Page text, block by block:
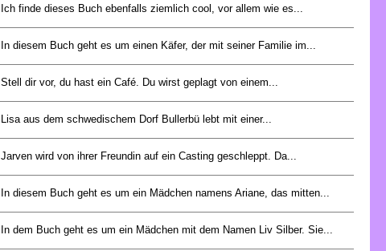
Ich finde dieses Buch ebenfalls ziemlich cool, vor allem wie es...
In diesem Buch geht es um einen Käfer, der mit seiner Familie im...
Stell dir vor, du hast ein Café. Du wirst geplagt von einem...
Lisa aus dem schwedischem Dorf Bullerbü lebt mit einer...
Jarven wird von ihrer Freundin auf ein Casting geschleppt. Da...
In diesem Buch geht es um ein Mädchen namens Ariane, das mitten...
In dem Buch geht es um ein Mädchen mit dem Namen Liv Silber. Sie...